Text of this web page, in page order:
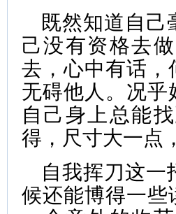
既然知道自己
己没有资格去
去，心中有话，
无碍他人。况乎
自己身上总能
得，尺寸大一点
自我挥刀这一
候还能博得一些